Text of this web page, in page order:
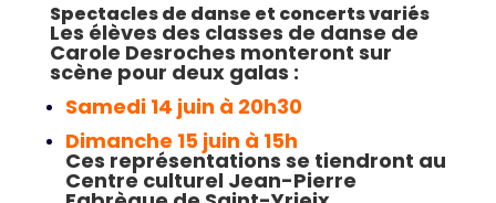
Spectacles de danse et concerts variés
Les élèves des classes de danse de
Carole Desroches monteront sur
scène pour deux galas :
Samedi 14 juin à 20h30
Dimanche 15 juin à 15h
Ces représentations se tiendront au
Centre culturel Jean-Pierre